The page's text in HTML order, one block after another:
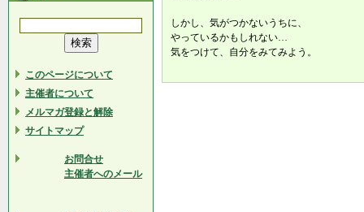
このページについて
主催者について
メルマガ登録と解除
サイトマップ
お問合せ
主催者へのメール
しかし、気がつかないうちに、
やっているかもしれない…
気をつけて、自分をみてみよう。